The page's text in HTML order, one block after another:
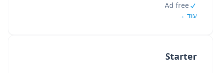
Starter
Ad free
עוד →